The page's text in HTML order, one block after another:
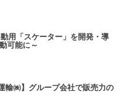
用「スケーター」を開発・導
可能に～
輸㈱】グループ会社で販売力の